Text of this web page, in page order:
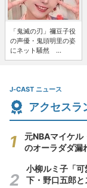
「鬼滅の刃」禰豆子役
の声優・鬼頭明里の姿
にネット騒然 ...
J-CAST ニュース
アクセスラ
元NBAマイケ
のオーラダダ
小柳ルミ子「
下・野口五郎